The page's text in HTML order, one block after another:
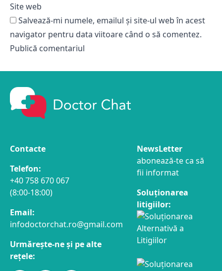
Site web
Salvează-mi numele, emailul și site-ul web în acest
navigator pentru data viitoare când o să comentez.
Contacte
Telefon:
+40 758 670 067
(8:00-18:00)
Email:
infodoctorchat.ro@gmail.com
Urmărește-ne și pe alte
rețele:
NewsLetter
abonează-te ca să
fii informat
Soluționarea
litigiilor: